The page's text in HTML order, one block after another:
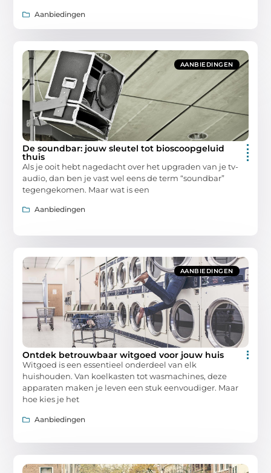
Aanbiedingen
AANBIEDINGEN
De soundbar: jouw sleutel tot bioscoopgeluid
thuis
Als je ooit hebt nagedacht over het upgraden van je tv-
audio, dan ben je vast wel eens de term “soundbar”
tegengekomen. Maar wat is een
Aanbiedingen
AANBIEDINGEN
Ontdek betrouwbaar witgoed voor jouw huis
Witgoed is een essentieel onderdeel van elk
huishouden. Van koelkasten tot wasmachines, deze
apparaten maken je leven een stuk eenvoudiger. Maar
hoe kies je het
Aanbiedingen